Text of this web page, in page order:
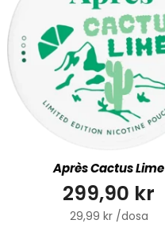
Après Cactus Lime
299,90 kr
29,99 kr /dosa